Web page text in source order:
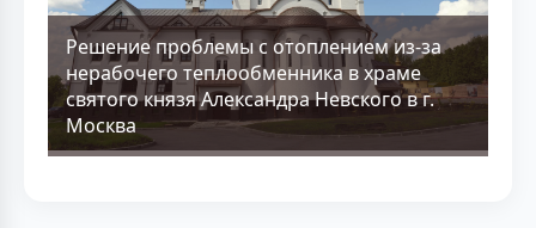
Решение проблемы с отоплением из-за
нерабочего теплообменника в храме
святого князя Александра Невского в г.
Москва